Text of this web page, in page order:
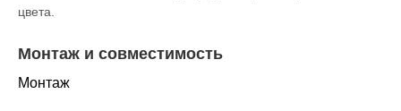
цвета.
Монтаж и совместимость
Монтаж